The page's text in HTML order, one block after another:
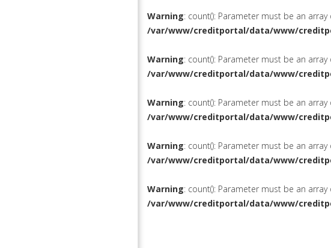
Warning: count(): Parameter must be an
/var/www/creditportal/data/www/
Warning: count(): Parameter must be an
/var/www/creditportal/data/www/
Warning: count(): Parameter must be an
/var/www/creditportal/data/www/
Warning: count(): Parameter must be an
/var/www/creditportal/data/www/
Warning: count(): Parameter must be an
/var/www/creditportal/data/www/